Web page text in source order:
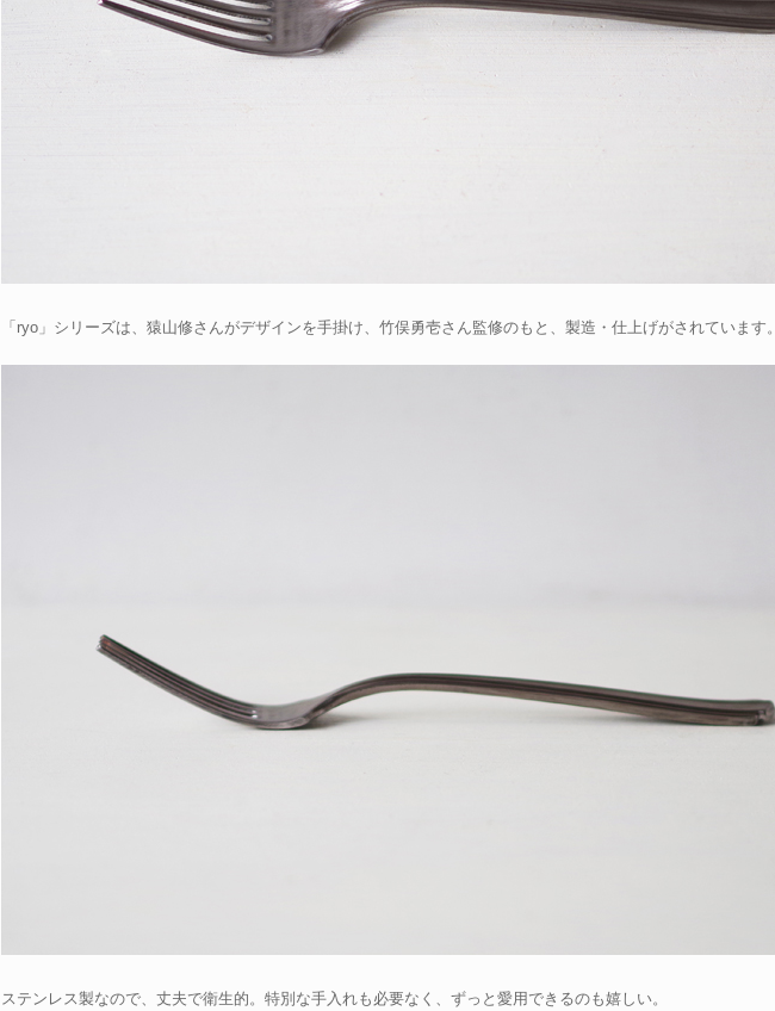
「ryo」シリーズは、猿山修さんがデザインを手掛け、竹俣勇壱さん監修のもと、製造・仕上げがされています。
ステンレス製なので、丈夫で衛生的。特別な手入れも必要なく、ずっと愛用できるのも嬉しい。